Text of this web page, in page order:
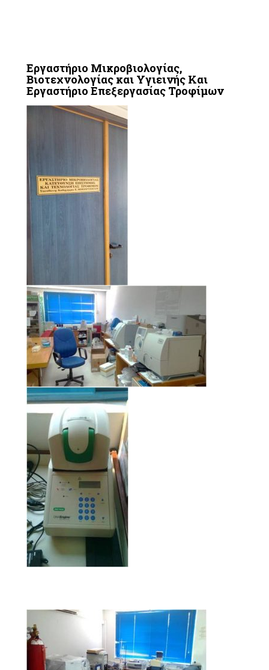
Εργαστήριο Μικροβιολογίας,
Βιοτεχνολογίας και Υγιεινής Και
Εργαστήριο Επεξεργασίας Τροφίμων